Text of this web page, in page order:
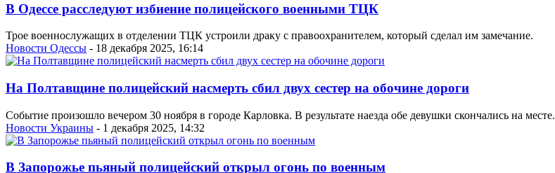
В Одессе расследуют избиение полицейского военными ТЦК
Трое военнослужащих в отделении ТЦК устроили драку с правоохранителем, который сделал им замечание.
Новости Одессы - 18 декабря 2025, 16:14
На Полтавщине полицейский насмерть сбил двух сестер на обочине дороги
Событие произошло вечером 30 ноября в городе Карловка. В результате наезда обе девушки скончались на месте.
Новости Украины - 1 декабря 2025, 14:32
В Запорожье пьяный полицейский открыл огонь по военным